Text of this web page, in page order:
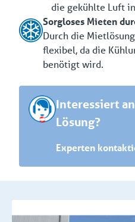
die gekühlte Luft
Sorgloses Mieten
Durch die
flexibel, da die
benötigt wird.
Interessiert
Lösung?
Experten